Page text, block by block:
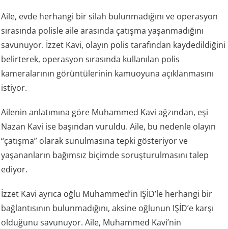
Aile, evde herhangi bir silah bulunmadığını ve operasyon
sırasında polisle aile arasında çatışma yaşanmadığını
savunuyor. İzzet Kavi, olayın polis tarafından kaydedildiğini
belirterek, operasyon sırasında kullanılan polis
kameralarının görüntülerinin kamuoyuna açıklanmasını
istiyor.
Ailenin anlatımına göre Muhammed Kavi ağzından, eşi
Nazan Kavi ise başından vuruldu. Aile, bu nedenle olayın
“çatışma” olarak sunulmasına tepki gösteriyor ve
yaşananların bağımsız biçimde soruşturulmasını talep
ediyor.
İzzet Kavi ayrıca oğlu Muhammed’in IŞİD’le herhangi bir
bağlantısının bulunmadığını, aksine oğlunun IŞİD’e karşı
olduğunu savunuyor. Aile, Muhammed Kavi’nin